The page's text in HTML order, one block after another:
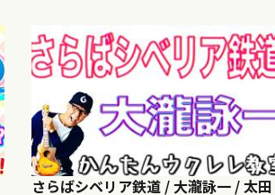
さらばシベリア鉄道 / 大瀧詠一 / 太田